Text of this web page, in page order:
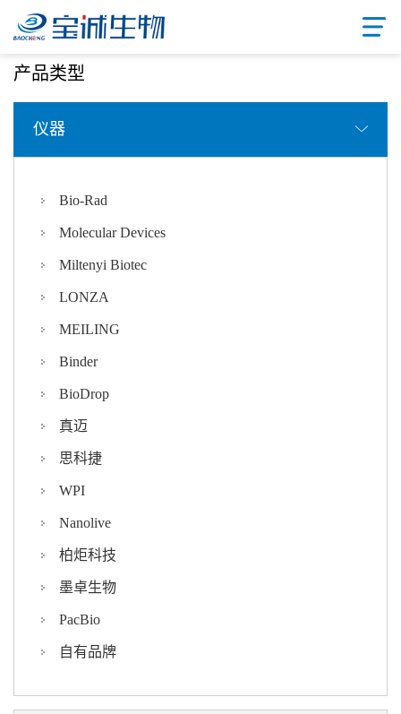
首页/ 产品中心
产品类型
仪器
Bio-Rad
Molecular Devices
Miltenyi Biotec
LONZA
MEILING
Binder
BioDrop
真迈
思科捷
WPI
Nanolive
柏炬科技
墨卓生物
PacBio
自有品牌